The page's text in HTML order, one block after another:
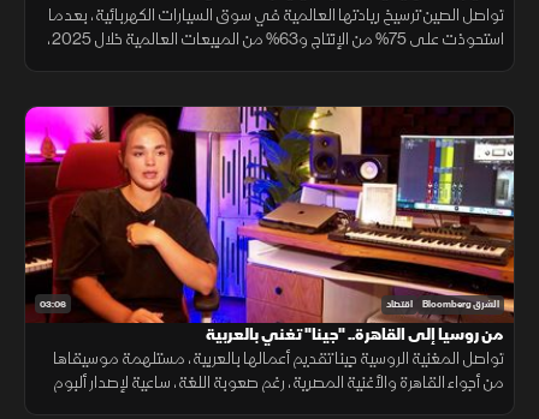
تواصل الصين ترسيخ ريادتها العالمية في سوق السيارات الكهربائية، بعدما
استحوذت على 75% من الإنتاج و63% من المبيعات العالمية خلال 2025،
03:06 الشرق Bloomberg اقتصاد
من روسيا إلى القاهرة.. "جينا" تغني بالعربية
تواصل المغنية الروسية جينا تقديم أعمالها بالعربية، مستلهمة موسيقاها
من أجواء القاهرة والأغنية المصرية، رغم صعوبة اللغة، ساعية لإصدار ألبوم